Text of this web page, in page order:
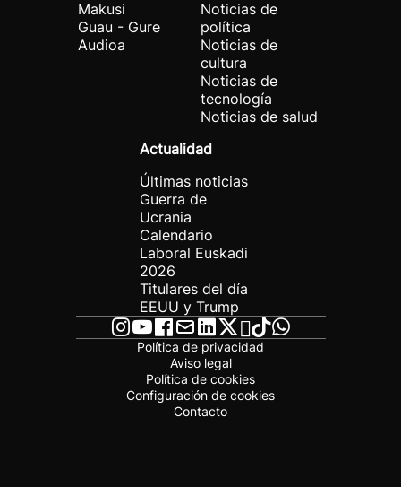
Makusi
Guau - Gure
Audioa
Noticias de
política
Noticias de
cultura
Noticias de
tecnología
Noticias de salud
Actualidad
Últimas noticias
Guerra de
Ucrania
Calendario
Laboral Euskadi
2026
Titulares del día
EEUU y Trump
Política de privacidad
Aviso legal
Política de cookies
Configuración de cookies
Contacto